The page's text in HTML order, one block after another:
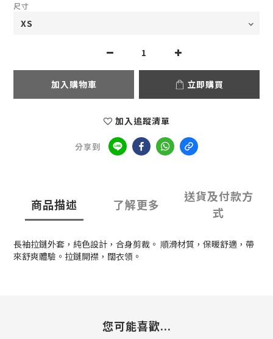
尺寸
加入購物車 立即購買
加入追蹤清單
分享到
商品描述 了解更多
送貨及付款方
式
長袖拉鏈外套，純色設計，合身剪裁。 順滑材質，保暖舒適，帶
來舒爽體驗。拉鏈開襟，闊衣領。
您可能喜歡...